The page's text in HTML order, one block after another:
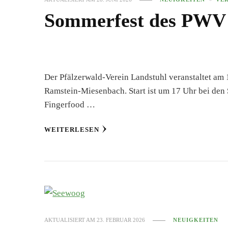
Sommerfest des
Der Pfälzerwald-Verein Landstuhl veranstaltet am
Ramstein-Miesenbach. Start ist um 17 Uhr bei
Fingerfood …
WEITERLESEN
AKTUALISIERT AM23. FEBRUAR 2026 NEUIGKEITEN